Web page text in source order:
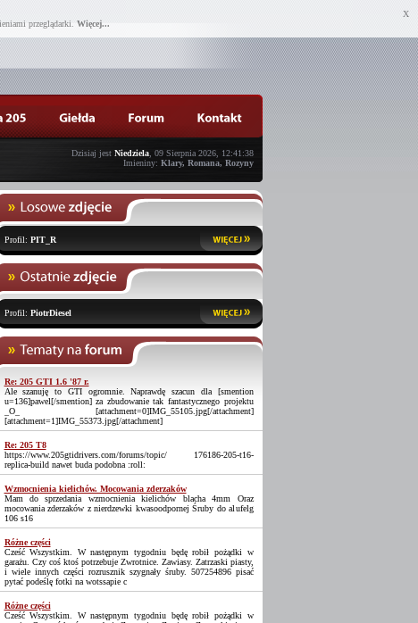
X
przeglądarki. Więcej...
Dzisiaj jest Niedziela, 09 Sierpnia 2026, 12:41:38
Imieniny: Klary, Romana, Rozyny
Profil: PIT_R
Profil: PiotrDiesel
Re: 205 GTI 1.6 '87 r.
Ale szanuję to GTI ogromnie. Naprawdę szacun dla [smention
u=136]pawel[/smention] za zbudowanie tak fantastycznego projektu
_O_ [attachment=0]IMG_55105.jpg[/attachment]
[attachment=1]IMG_55373.jpg[/attachment]
Re: 205 T8
https://www.205gtidrivers.com/forums/topic/ 176186-205-t16-
replica-build nawet buda podobna :roll:
Wzmocnienia kielichów. Mocowania zderzaków
Mam do sprzedania wzmocnienia kielichów blacha 4mm Oraz
mocowania zderzaków z nierdzewki kwasoodpornej Śruby do alufelg
106 s16
Różne części
Cześć Wszystkim. W następnym tygodniu będę robił pożądki w
garażu. Czy coś ktoś potrzebuje Zwrotnice. Zawiasy. Zatrzaski piasty,
i wiele innych części rozrusznik szygnały śruby. 507254896 pisać
pytać podeślę fotki na wotssapie c
Różne części
Cześć Wszystkim. W następnym tygodniu będę robił pożądki w